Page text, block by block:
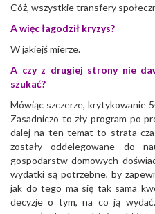
Cóż, wszystkie transfery
A więc łagodził kryzys?
W jakiejś mierze.
A czy z drugiej strony nie
szukać?
Mówiąc szczerze, krytykowanie
Zasadniczo to zły program po
dalej na ten temat to strata
zostały oddelegowane do
gospodarstw domowych
wydatki są potrzebne, by
jak do tego ma się tak sama
decyzje o tym, na co ją